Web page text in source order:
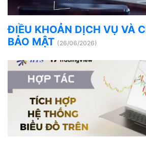
ĐIỀU KHOẢN DỊCH VỤ VÀ
BẢO MẬT (26/06/2026)